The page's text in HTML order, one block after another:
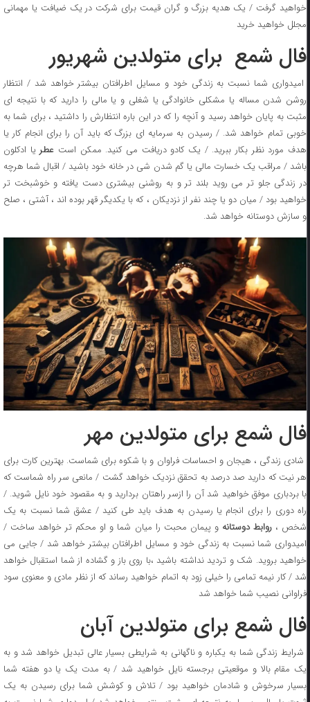
خواهید گرفت / یک هدیه بزرگ و گران قیمت برای شرکت در یک ضیافت یا مهمانی
مجلل خواهید خرید
فال شمع برای متولدین شهریور
امیدواری شما نسبت به زندگی خود و مسایل اطرافتان بیشتر خواهد شد / انتظار
روشن شدن مساله یا مشکلی خانوادگی یا شغلی و یا مالی را دارید که با نتیجه ای
مثبت به پایان خواهد رسید و آنچه را که در این باره انتظارش را داشتید ، برای شما به
خوبی تمام خواهد شد. / رسیدن به سرمایه ای بزرگ که باید آن را برای انجام کار یا
هدف مورد نظر بکار ببرید. / یک کادو دریافت می کنید. ممکن استعطر یا ادکلون
باشد / مراقب یک خسارت مالی یا گم شدن شی در خانه خود باشید / اقبال شما هرچه
در زندگی جلو تر می روید بلند تر و به روشنی بیشتری دست یافته و خوشبخت تر
خواهید بود / میان دو یا چند نفر از نزدیکان ، که با یکدیگر قهر بوده اند ، آشتی ، صلح
و سازش دوستانه خواهد شد.
فال شمع برای متولدین مهر
شادی زندگی ، هیجان و احساسات فراوان و با شکوه برای شماست. بهترین کارت برای
هر نیت که دارید صد درصد به تحقق نزدیک خواهد گشت / مانعی سر راه شماست که
با بردباری موفق خواهید شد آن را ازسر راهتان بردارید و به مقصود خود نایل شوید. /
راه دوری را برای انجام یا رسیدن به هدف باید طی کنید / عشق شما نسبت به یک
شخص ، روابط دوستانهو پیمان محبت را میان شما و او محکم تر خواهد ساخت /
امیدواری شما نسبت به زندگی خود و مسایل اطرافتان بیشتر خواهد شد / جایی می
خواهید بروید. شک و تردید نداشته باشید ،با روی باز و گشاده از شما استقبال خواهد
شد / کار نیمه تمامی را خیلی زود به اتمام خواهید رساند که از نظر مادی و معنوی سود
فراوانی نصیب شما خواهد شد
فال شمع برای متولدین آبان
شرایط زندگی شما به یکباره و ناگهانی به شرایطی بسیار عالی تبدیل خواهد شد و به
یک مقام بالا و موقعیتی برجسته نایل خواهید شد / به مدت یک یا دو هفته شما
بسیار سرخوش و شادمان خواهید بود / تلاش و کوشش شما برای رسیدن به یک